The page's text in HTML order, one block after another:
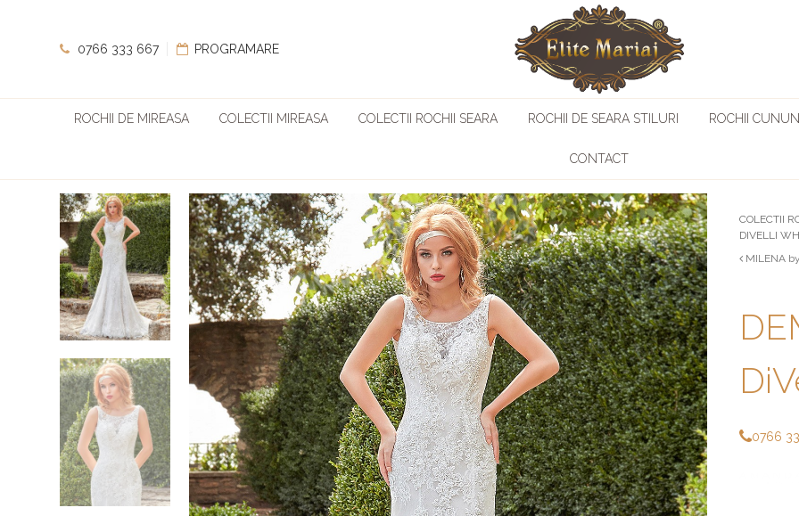
0766 333 667 PROGRAMARE
ROCHII DE MIREASA COLECTII MIREASA COLECTII ROCHII SEARA ROCHII DE SEARA STILURI ROCHII
CONTACT
COLECTII
DIVELLI
MILENA
0766